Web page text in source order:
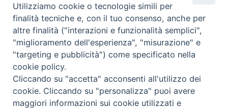
Utilizziamo cookie o tecnologie simili per
finalità tecniche e, con il tuo consenso, anche per
altre finalità ("interazioni e funzionalità semplici",
"miglioramento dell'esperienza", "misurazione" e
"targeting e pubblicità") come specificato nella
cookie policy.
Cliccando su "accetta" acconsenti all'utilizzo dei
cookie. Cliccando su "personalizza" puoi avere
maggiori informazioni sui cookie utilizzati e